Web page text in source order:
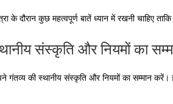
के दौरान कुछ महत्वपूर्ण बातें ध्यान में रखनी चाहिए
संस्कृति और नियमों का
गंतव्य की स्थानीय संस्कृति और नियमों का सम्मान